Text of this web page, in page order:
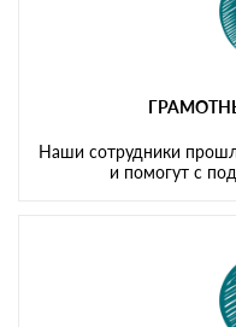
Наши сотрудники
и помогут с